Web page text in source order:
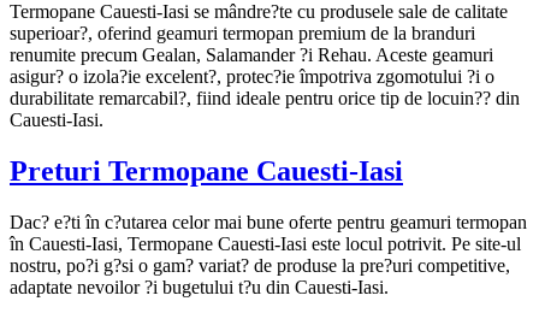
Termopane Cauesti-Iasi se mândre?te cu produsele sale de calitate
superioar?, oferind geamuri termopan premium de la branduri
renumite precum Gealan, Salamander ?i Rehau. Aceste geamuri
asigur? o izola?ie excelent?, protec?ie împotriva zgomotului ?i o
durabilitate remarcabil?, fiind ideale pentru orice tip de locuin?? din
Cauesti-Iasi.
Preturi Termopane Cauesti-Iasi
Dac? e?ti în c?utarea celor mai bune oferte pentru geamuri termopan
în Cauesti-Iasi, Termopane Cauesti-Iasi este locul potrivit. Pe site-ul
nostru, po?i g?si o gam? variat? de produse la pre?uri competitive,
adaptate nevoilor ?i bugetului t?u din Cauesti-Iasi.